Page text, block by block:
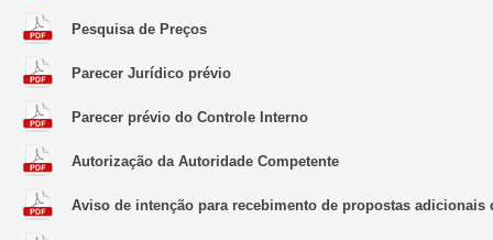
Pesquisa de Preços
Parecer Jurídico prévio
Parecer prévio do Controle Interno
Autorização da Autoridade Competente
Aviso de intenção para recebimento de propostas adicionais